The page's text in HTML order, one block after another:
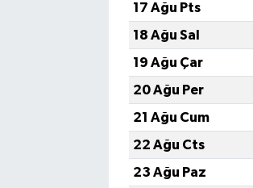
17 Ağu Pts
18 Ağu Sal
19 Ağu Çar
20 Ağu Per
21 Ağu Cum
22 Ağu Cts
23 Ağu Paz